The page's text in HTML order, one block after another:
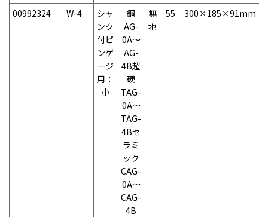
00992324 W-4
シャ
ンク
付ピ
ンゲ
ージ
用：
小
鋼
AG-
0A～
AG-
4B超
硬
TAG-
0A～
TAG-
4Bセ
ラミ
ック
CAG-
0A～
CAG-
4B
無
地
55 300×185×91mm